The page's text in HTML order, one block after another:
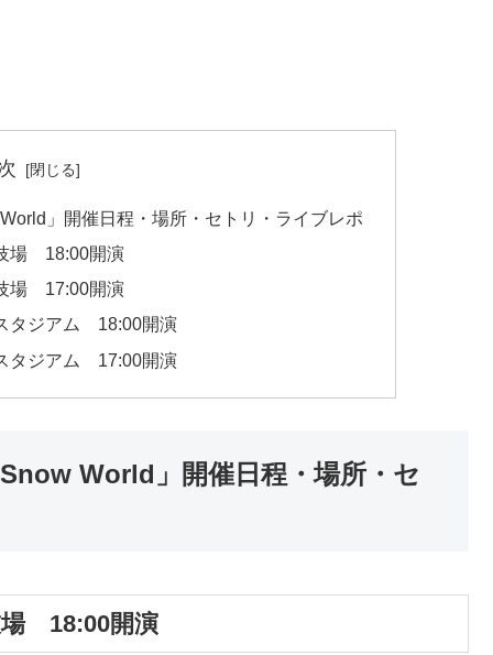
」開催日程・場所・セトリ・ライブレポ
場 18:00開演
場 17:00開演
タジアム 18:00開演
タジアム 17:00開演
World」開催日程・場所・セ
場 18:00開演